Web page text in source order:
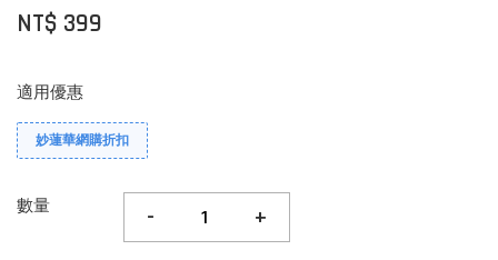
NT$ 399
適用優惠
妙蓮華網購折扣
數量 - +